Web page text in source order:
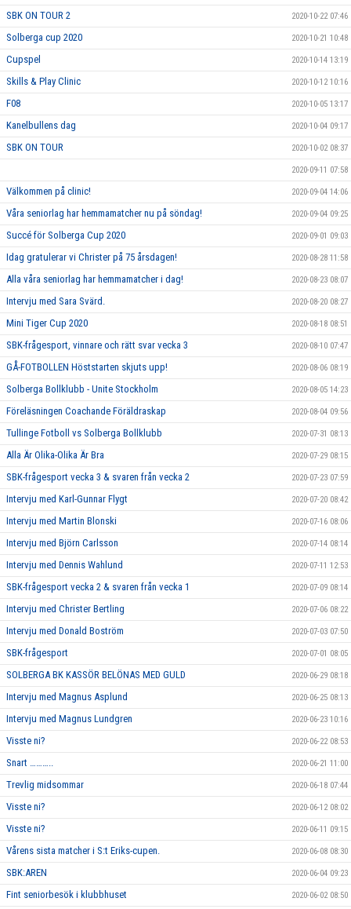
SBK ON TOUR 2 2020-10-22 07:46
Solberga cup 2020 2020-10-21 10:48
Cupspel 2020-10-14 13:19
Skills & Play Clinic 2020-10-12 10:16
F08 2020-10-05 13:17
Kanelbullens dag 2020-10-04 09:17
SBK ON TOUR 2020-10-02 08:37
2020-09-11 07:58
Välkommen på clinic! 2020-09-04 14:06
Våra seniorlag har hemmamatcher nu på söndag! 2020-09-04 09:25
Succé för Solberga Cup 2020 2020-09-01 09:03
Idag gratulerar vi Christer på 75 årsdagen! 2020-08-28 11:58
Alla våra seniorlag har hemmamatcher i dag! 2020-08-23 08:07
Intervju med Sara Svärd. 2020-08-20 08:27
Mini Tiger Cup 2020 2020-08-18 08:51
SBK-frågesport, vinnare och rätt svar vecka 3 2020-08-10 07:47
GÅ-FOTBOLLEN Höststarten skjuts upp! 2020-08-06 08:19
Solberga Bollklubb - Unite Stockholm 2020-08-05 14:23
Föreläsningen Coachande Föräldraskap 2020-08-04 09:56
Tullinge Fotboll vs Solberga Bollklubb 2020-07-31 08:13
Alla Är Olika-Olika Är Bra 2020-07-29 08:15
SBK-frågesport vecka 3 & svaren från vecka 2 2020-07-23 07:59
Intervju med Karl-Gunnar Flygt 2020-07-20 08:42
Intervju med Martin Blonski 2020-07-16 08:06
Intervju med Björn Carlsson 2020-07-14 08:14
Intervju med Dennis Wahlund 2020-07-11 12:53
SBK-frågesport vecka 2 & svaren från vecka 1 2020-07-09 08:14
Intervju med Christer Bertling 2020-07-06 08:22
Intervju med Donald Boström 2020-07-03 07:50
SBK-frågesport 2020-07-01 08:05
SOLBERGA BK KASSÖR BELÖNAS MED GULD 2020-06-29 08:18
Intervju med Magnus Asplund 2020-06-25 08:13
Intervju med Magnus Lundgren 2020-06-23 10:16
Visste ni? 2020-06-22 08:53
Snart ……….. 2020-06-21 11:00
Trevlig midsommar 2020-06-18 07:44
Visste ni? 2020-06-12 08:02
Visste ni? 2020-06-11 09:15
Vårens sista matcher i S:t Eriks-cupen. 2020-06-08 08:30
SBK:AREN 2020-06-04 09:23
Fint seniorbesök i klubbhuset 2020-06-02 08:50